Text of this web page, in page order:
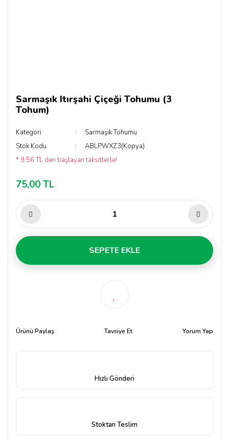
Sarmaşık Itırşahi Çiçeği Tohumu (3
Tohum)
Kategori
Sarmaşık Tohumu
Stok Kodu
ABLPWXZ3(Kopya)
* 9,56 TL den başlayan taksitlerle!
75,00 TL
SEPETE EKLE
Ürünü Paylaş Tavsiye Et Yorum Yap
Hızlı Gönderi
Stoktan Teslim